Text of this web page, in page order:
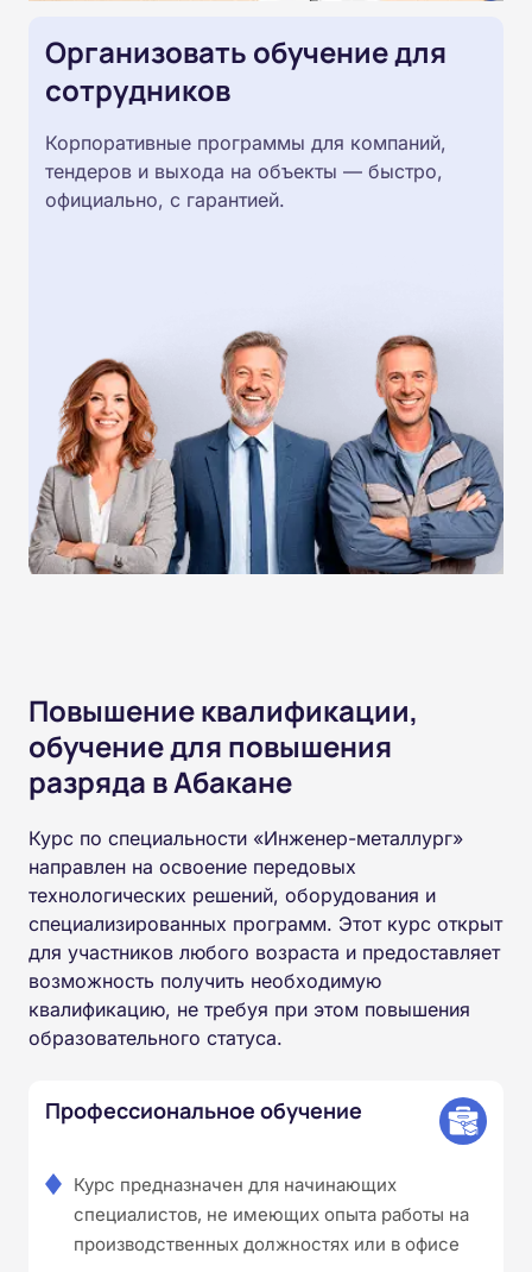
Организовать обучение для
сотрудников
Корпоративные программы для компаний,
тендеров и выхода на объекты — быстро,
официально, с гарантией.
Повышение квалификации,
обучение для повышения
разряда в Абакане
Курс по специальности «Инженер-металлург»
направлен на освоение передовых
технологических решений, оборудования и
специализированных программ. Этот курс открыт
для участников любого возраста и предоставляет
возможность получить необходимую
квалификацию, не требуя при этом повышения
образовательного статуса.
Профессиональное обучение
Курс предназначен для начинающих
специалистов, не имеющих опыта работы на
производственных должностях или в офисе